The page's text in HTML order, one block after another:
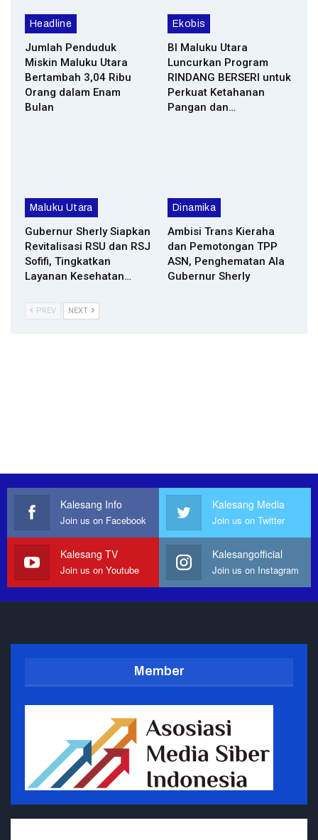
Headline
Jumlah Penduduk
Miskin Maluku Utara
Bertambah 3,04 Ribu
Orang dalam Enam
Bulan
Ekobis
BI Maluku Utara
Luncurkan Program
RINDANG BERSERI untuk
Perkuat Ketahanan
Pangan dan…
Maluku Utara
Gubernur Sherly Siapkan
Revitalisasi RSU dan RSJ
Sofifi, Tingkatkan
Layanan Kesehatan…
Dinamika
Ambisi Trans Kieraha
dan Pemotongan TPP
ASN, Penghematan Ala
Gubernur Sherly
PREV NEXT
Kalesang Info
Join us on Facebook
Kalesang Media
Join us on Twitter
Kalesang TV
Join us on Youtube
Kalesangofficial
Join us on Instagram
Member